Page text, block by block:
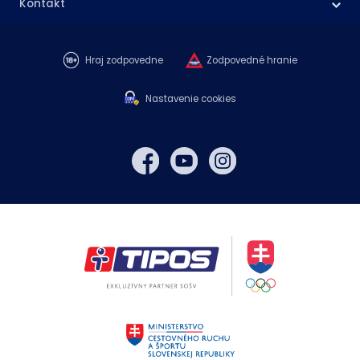
Kontakt
Hraj zodpovedne Zodpovedné hranie
Nastavenie cookies